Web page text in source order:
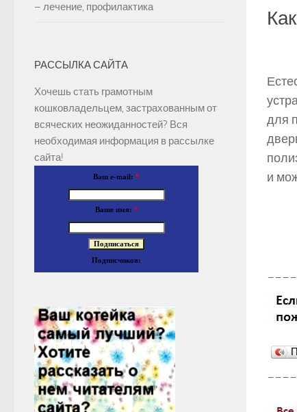
для
и
– лечение, профилактика
РАССЫЛКА САЙТА
Хочешь стать грамотным
кошковладельцем, застрахованным от
всяческих неожиданностей? Вся
необходимая информация в рассылке
сайта!
Ваш e-mail: *
Ваше имя: *
Подписчиков: